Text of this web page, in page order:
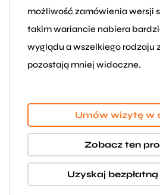
możliwość zamówienia wersji
takim wariancie nabiera
wyglądu a wszelkiego rodzaju
pozostają mniej widoczne.
Umów wizytę w
Zobacz ten
Uzyskaj